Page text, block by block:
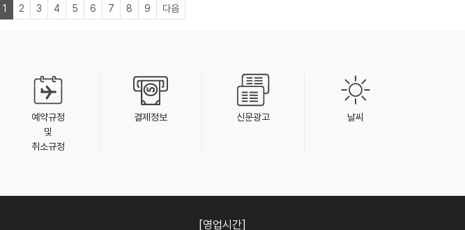
1 2 3 4 5 6 7 8 9 다음
예약규정
및
취소규정
결제정보 신문광고 날씨
[영업시간]